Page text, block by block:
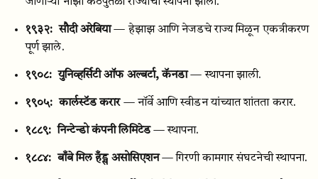
१९३२: सौदी अरेबिया — हेझाझ आणि नेजडचे राज्य मिळून एकत्रीकरण
पूर्ण झाले.
१९०८: युनिव्हर्सिटी ऑफ अल्बर्टा, कॅनडा — स्थापना झाली.
१९०५: कार्लस्टॅड करार — नॉर्वे आणि स्वीडन यांच्यात शांतता करार.
१८८९: निन्टेन्डो कंपनी लिमिटेड — स्थापना.
१८८४: बाँबे मिल हँड्स असोसिएशन — गिरणी कामगार संघटनेची स्थापना.